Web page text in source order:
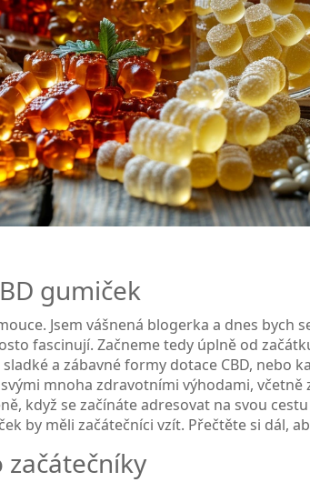
gumiček
Jsem vášnená blogerka a dnes bych
fascinují. Začneme tedy úplně od
a zábavné formy dotace CBD, nebo
mnoha zdravotními výhodami,
když se začínáte adresovat na svou
by měli začátečníci vzít. Přečtěte si dál,